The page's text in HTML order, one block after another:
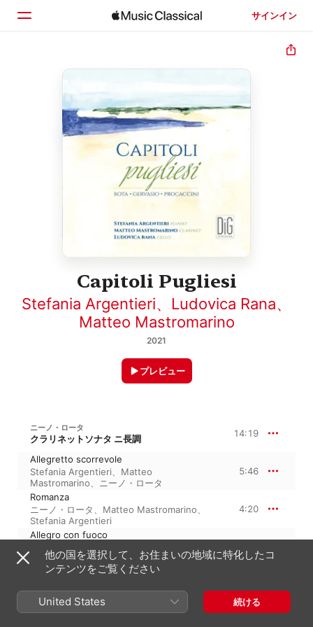
サインイン
ホーム
見つける
検索
Capitoli Pugliesi
Stefania Argentieri、 Ludovica Rana、
Matteo Mastromarino
2021
プレビュー
ニーノ・ロータ
クラリネットソナタ ニ長調 14:19
Allegretto scorrevole
Stefania Argentieri、 Matteo
Mastromarino、 ニーノ・ロータ
5:46
Romanza
ニーノ・ロータ、 Matteo Mastromarino、
Stefania Argentieri
4:20
Allegro con fuoco
Matteo Mastromarino
Stefania
Argentieri、ニーノ・ロータ
T. PROCACCINI: SONATA RAPSODICA PER VIOLONCELLO E PIANOFORTE OP. 8 12:01
他の国を選択して、お住まいの地域に特化したコ
ンテンツをご覧ください
United States 続ける